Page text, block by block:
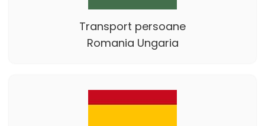
Transport persoane
Romania Ungaria